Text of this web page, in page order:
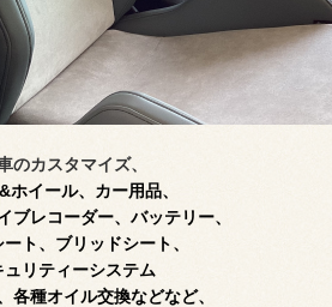
のカスタマイズ、
ホイール、カー用品、
ブレコーダー、バッテリー、
ト、ブリッドシート、
ュリティーシステム
各種オイル交換などなど、